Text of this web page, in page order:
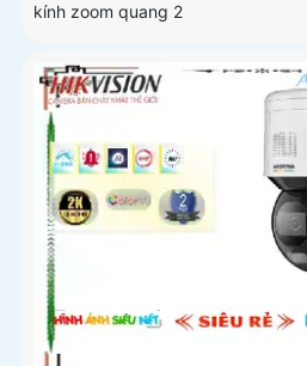
kính zoom quang 2